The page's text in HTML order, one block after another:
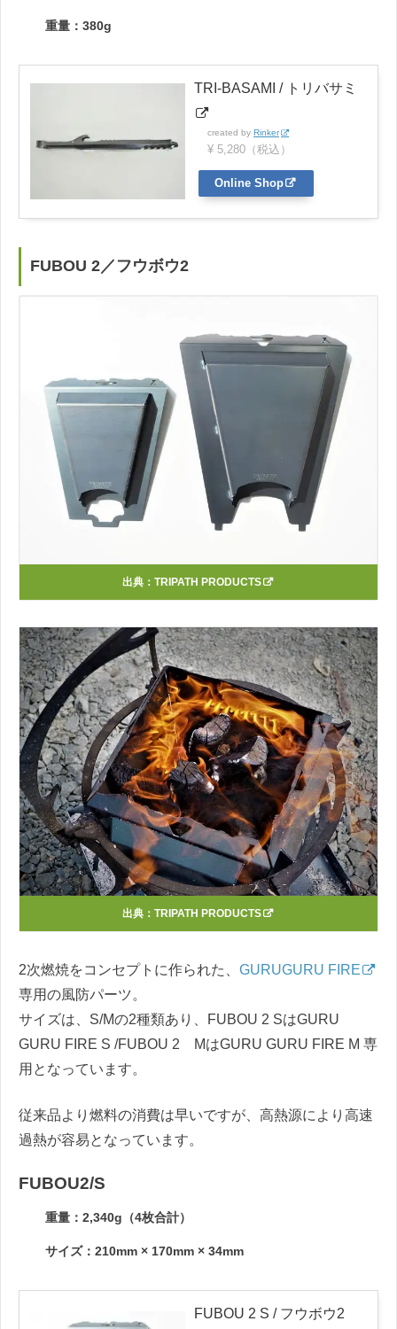
重量：380g
TRI-BASAMI / トリバサミ
created by Rinker
¥ 5,280（税込）
Online Shop
FUBOU 2／フウボウ2
出典： TRIPATH PRODUCTS
出典： TRIPATH PRODUCTS
2次燃焼をコンセプトに作られた、 GURUGURU FIRE
専用の風防パーツ。
サイズは、S/Mの2種類あり、FUBOU 2 SはGURU
GURU FIRE S /FUBOU 2 MはGURU GURU FIRE M 専
用となっています。
従来品より燃料の消費は早いですが、高熱源により高速
過熱が容易となっています。
FUBOU2/S
重量：2,340g（4枚合計）
サイズ：210mm × 170mm × 34mm
FUBOU 2 S / フウボウ2